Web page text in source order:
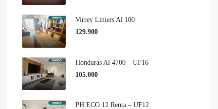
Virrey Liniers Al 100
129.900
Honduras Al 4700 – UF16
105.000
PH ECO 12 Renta – UF12